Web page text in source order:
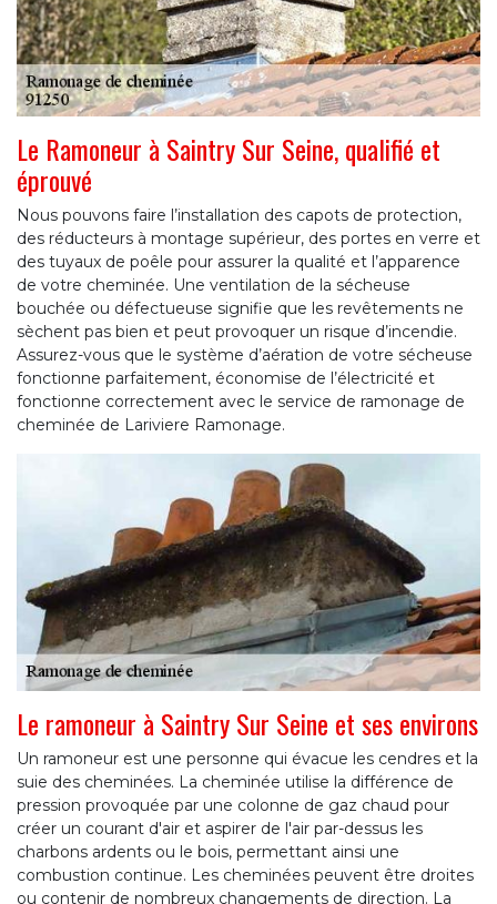
Le Ramoneur à Saintry Sur Seine, qualifié et
éprouvé
Nous pouvons faire l’installation des capots de protection,
des réducteurs à montage supérieur, des portes en verre et
des tuyaux de poêle pour assurer la qualité et l’apparence
de votre cheminée. Une ventilation de la sécheuse
bouchée ou défectueuse signifie que les revêtements ne
sèchent pas bien et peut provoquer un risque d’incendie.
Assurez-vous que le système d’aération de votre sécheuse
fonctionne parfaitement, économise de l’électricité et
fonctionne correctement avec le service de ramonage de
cheminée de Lariviere Ramonage.
Le ramoneur à Saintry Sur Seine et ses environs
Un ramoneur est une personne qui évacue les cendres et la
suie des cheminées. La cheminée utilise la différence de
pression provoquée par une colonne de gaz chaud pour
créer un courant d'air et aspirer de l'air par-dessus les
charbons ardents ou le bois, permettant ainsi une
combustion continue. Les cheminées peuvent être droites
ou contenir de nombreux changements de direction. La